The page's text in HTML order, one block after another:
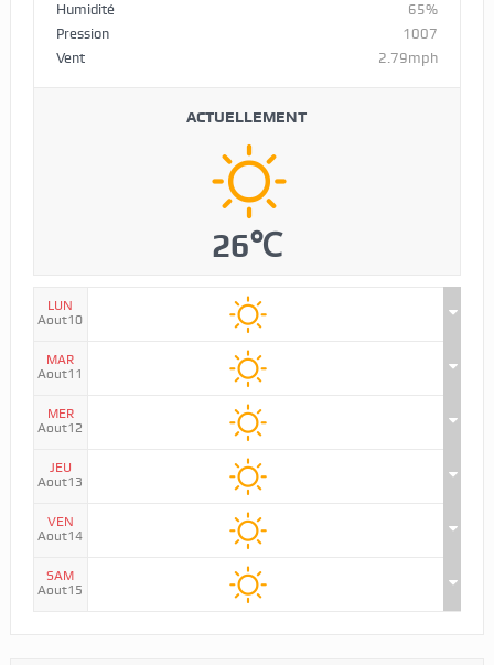
Humidité
65%
Pression
1007
Vent
2.79mph
ACTUELLEMENT
26℃
LUN
Aout10
MAR
Aout11
MER
Aout12
JEU
Aout13
VEN
Aout14
SAM
Aout15